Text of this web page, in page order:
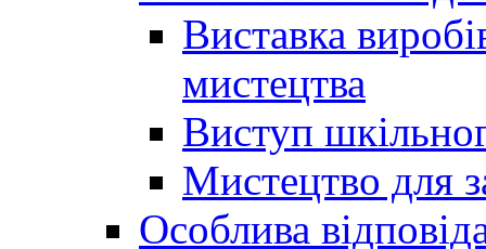
Виставка
мистецтва
Виступ
Мистецтво для
Особлива